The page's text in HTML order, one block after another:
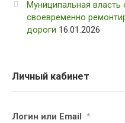
Муниципальная власть
своевременно
дороги 16.01.2026
Личный кабинет
Логин или Email *